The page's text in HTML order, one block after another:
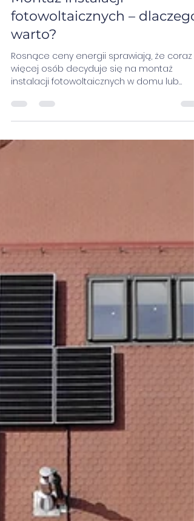
25 wrz 2025 2 minut(y) czytania
Montaż instalacji
fotowoltaicznych – dlaczego
warto?
więcej osób decyduje się na montaż
instalacji fotowoltaicznych w domu lub